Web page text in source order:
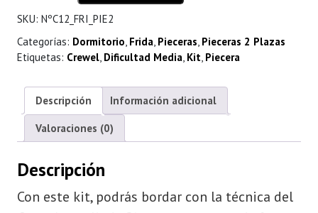
hasta
SKU: NºC12_FRI_PIE2
Categorías: Dormitorio, Frida, Pieceras, Pieceras 2 Plazas
Etiquetas: Crewel, Dificultad Media, Kit, Piecera
Descripción Información adicional
Valoraciones (0)
Descripción
Con este kit, podrás bordar con la técnica del